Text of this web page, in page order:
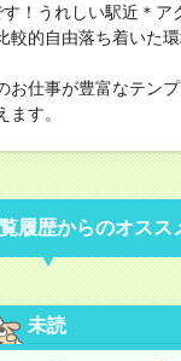
！うれしい駅近＊
的自由落ち着いた
仕事が豊富なテン
す。
履歴からのオスス
未読